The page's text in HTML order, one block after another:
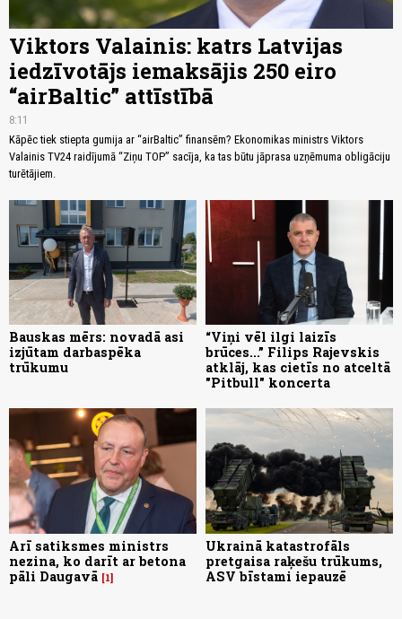
Viktors Valainis: katrs Latvijas
iedzīvotājs iemaksājis 250 eiro
“airBaltic” attīstībā
8:11
Kāpēc tiek stiepta gumija ar “airBaltic” finansēm? Ekonomikas ministrs Viktors
Valainis TV24 raidījumā “Ziņu TOP” sacīja, ka tas būtu jāprasa uzņēmuma obligāciju
turētājiem.
Bauskas mērs: novadā asi
izjūtam darbaspēka
trūkumu
“Viņi vēl ilgi laizīs
brūces...” Filips Rajevskis
atklāj, kas cietīs no atceltā
"Pitbull" koncerta
Arī satiksmes ministrs
nezina, ko darīt ar betona
pāli Daugavā 1
Ukrainā katastrofāls
pretgaisa raķešu trūkums,
ASV bīstami iepauzē